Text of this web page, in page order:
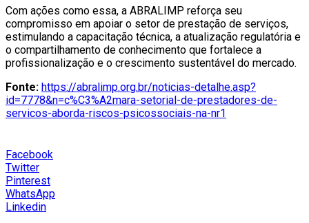
Com ações como essa, a ABRALIMP reforça seu
compromisso em apoiar o setor de prestação de serviços,
estimulando a capacitação técnica, a atualização regulatória e
o compartilhamento de conhecimento que fortalece a
profissionalização e o crescimento sustentável do mercado.
Fonte: https://abralimp.org.br/noticias-detalhe.asp?
id=7778&n=c%C3%A2mara-setorial-de-prestadores-de-
servicos-aborda-riscos-psicossociais-na-nr1
Facebook
Twitter
Pinterest
WhatsApp
Linkedin